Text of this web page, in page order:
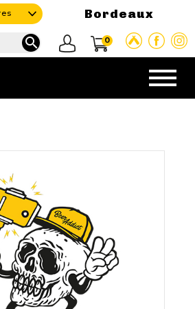
Bordeaux
 0

PRODUITS
Nos Bières